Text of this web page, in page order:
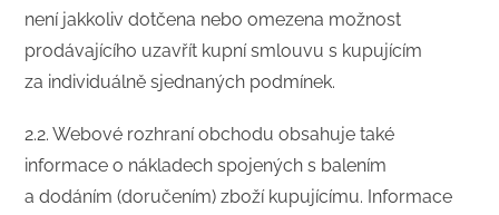
není jakkoliv dotčena nebo omezena možnost
prodávajícího uzavřít kupní smlouvu s kupujícím
za individuálně sjednaných podmínek.
2.2. Webové rozhraní obchodu obsahuje také
informace o nákladech spojených s balením
a dodáním (doručením) zboží kupujícímu. Informace